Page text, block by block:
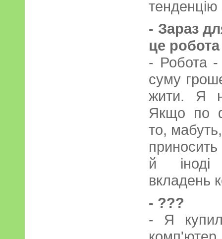
тенденцію
- Зараз
це
- Робота
суму
жити. Я
Якщо по
то,
й іноді
вкладень
- ???
- Я